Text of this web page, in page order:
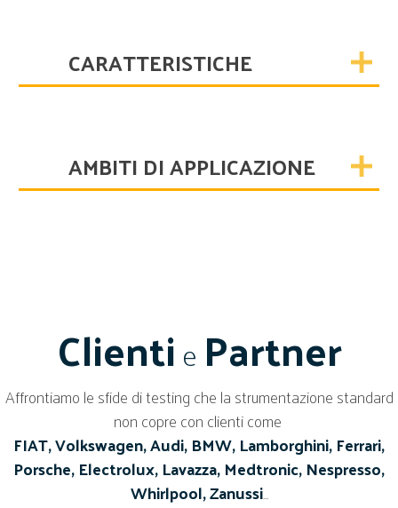
CARATTERISTICHE
AMBITI DI APPLICAZIONE
Clientie Partner
Affrontiamo le sfide di testing che la strumentazione standard
non copre con clienti come
FIAT, Volkswagen, Audi, BMW, Lamborghini, Ferrari,
Porsche, Electrolux, Lavazza, Medtronic, Nespresso,
Whirlpool, Zanussi…